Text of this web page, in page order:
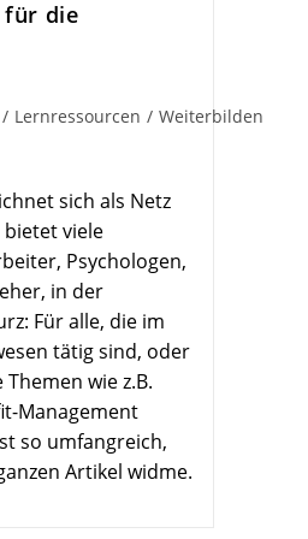
für die
/ Lernressourcen / Weiterbilden
sich als Netz
viele
Psychologen,
in der
Für alle, die im
tätig sind, oder
wie z.B.
Management
so umfangreich,
Artikel widme.